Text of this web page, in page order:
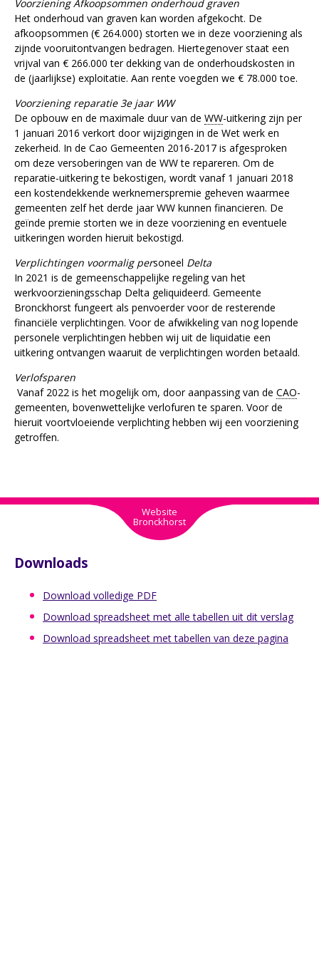
Voorziening Afkoopsommen onderhoud graven
Het onderhoud van graven kan worden afgekocht. De
afkoopsommen (€ 264.000) storten we in deze voorziening als
zijnde vooruitontvangen bedragen. Hiertegenover staat een
vrijval van € 266.000 ter dekking van de onderhoudskosten in
de (jaarlijkse) exploitatie. Aan rente voegden we € 78.000 toe.
Voorziening reparatie 3e jaar WW
De opbouw en de maximale duur van de WW-uitkering zijn per
1 januari 2016 verkort door wijzigingen in de Wet werk en
zekerheid. In de Cao Gemeenten 2016-2017 is afgesproken
om deze versoberingen van de WW te repareren. Om de
reparatie-uitkering te bekostigen, wordt vanaf 1 januari 2018
een kostendekkende werknemerspremie geheven waarmee
gemeenten zelf het derde jaar WW kunnen financieren. De
geïnde premie storten we in deze voorziening en eventuele
uitkeringen worden hieruit bekostigd.
Verplichtingen voormalig personeel Delta
In 2021 is de gemeenschappelijke regeling van het
werkvoorzieningsschap Delta geliquideerd. Gemeente
Bronckhorst fungeert als penvoerder voor de resterende
financiële verplichtingen. Voor de afwikkeling van nog lopende
personele verplichtingen hebben wij uit de liquidatie een
uitkering ontvangen waaruit de verplichtingen worden betaald.
Verlofsparen
Vanaf 2022 is het mogelijk om, door aanpassing van de CAO-
gemeenten, bovenwettelijke verlofuren te sparen. Voor de
hieruit voortvloeiende verplichting hebben wij een voorziening
getroffen.
Website
Bronckhorst
Downloads
Download volledige PDF
Download spreadsheet met alle tabellen uit dit verslag
Download spreadsheet met tabellen van deze pagina